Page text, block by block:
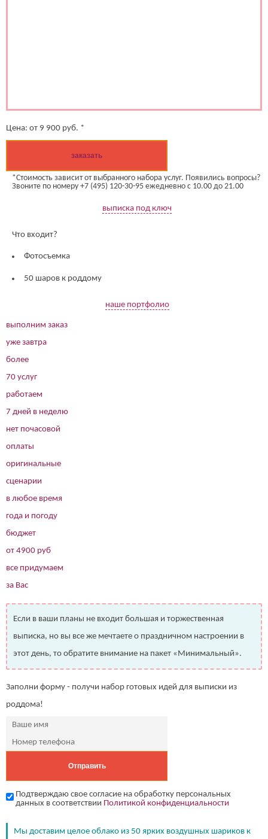
Цена: от 9 900 руб. *
заказать
*Стоимость зависит от выбранного набора услуг. Появились вопросы?
Звоните по номеру +7 (495) 120-30-95 ежедневно с 10.00 до 21.00
выписка под ключ
Что входит?
Фотосъемка
50 шаров к роддому
наше портфолио
выполним заказ
уже завтра
более
70 услуг
работаем
7 дней в неделю
нет почасовой
оплаты
оригинальные
сценарии
в любое время
года и погоду
бюджет
от 4900 руб
все придумаем
за Вас
Если в ваши планы не входит большая и торжественная
выписка, но вы все же мечтаете о праздничном настроении в
этот день, то обратите внимание на пакет «Минимальный».
Заполни форму - получи набор готовых идей для выписки из
роддома!
Подтверждаю свое согласие на обработку персональных
данных в соответствии Политикой конфиденциальности
Мы доставим целое облако из 50 ярких воздушных шариков к